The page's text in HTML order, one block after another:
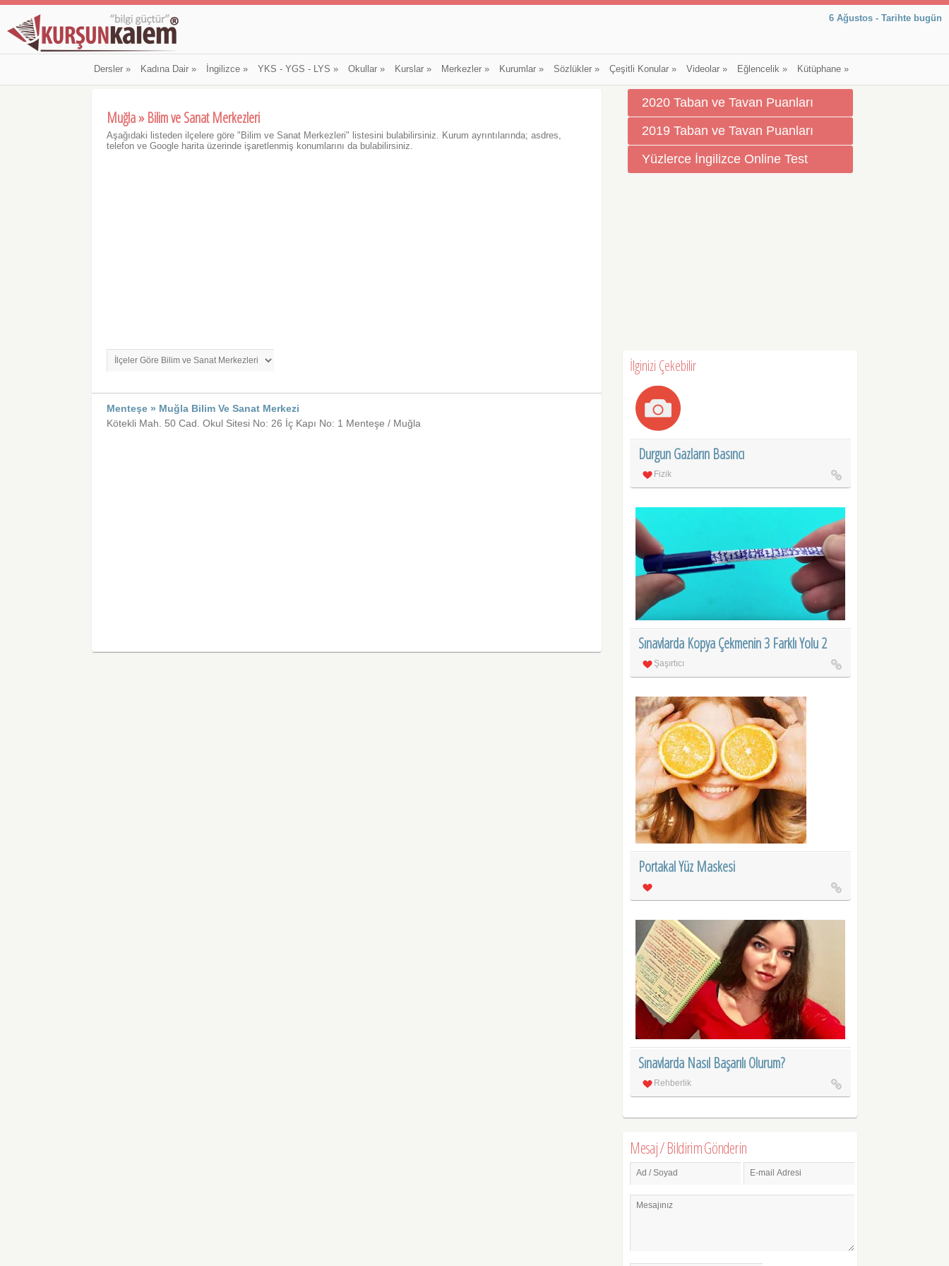
6 Ağustos - Tarihte bugün
Dersler» Kadına Dair» İngilizce» YKS - YGS - LYS » Okullar» Kurslar» Merkezler» Kurumlar» Sözlükler» Çeşitli Konular» Videolar» Eğlencelik» Kütüphane»
Muğla » Bilim ve Sanat Merkezleri
Aşağıdaki listeden ilçelere göre "Bilim ve Sanat Merkezleri" listesini bulabilirsiniz. Kurum ayrıntılarında; asdres,
telefon ve Google harita üzerinde işaretlenmiş konumlarını da bulabilirsiniz.
Menteşe » Muğla Bilim Ve Sanat Merkezi
Kötekli Mah. 50 Cad. Okul Sitesi No: 26 İç Kapı No: 1 Menteşe / Muğla
2020 Taban ve Tavan Puanları
2019 Taban ve Tavan Puanları
Yüzlerce İngilizce Online Test
İlginizi Çekebilir
Durgun Gazların Basıncı
Fizik
Sınavlarda Kopya Çekmenin 3 Farklı Yolu 2
Şaşırtıcı
Portakal Yüz Maskesi
Sınavlarda Nasıl Başarılı Olurum?
Rehberlik
Mesaj / Bildirim Gönderin
Ad / Soyad E-mail Adresi
Mesajınız